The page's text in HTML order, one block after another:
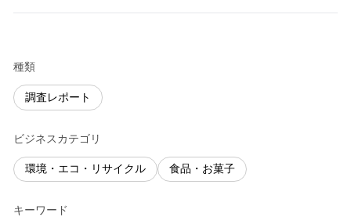
種類
調査レポート
ビジネスカテゴリ
環境・エコ・リサイクル 食品・お菓子
キーワード